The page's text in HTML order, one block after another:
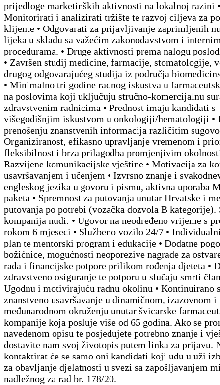
prijedloge marketinških aktivnosti na lokalnoj razini •
Monitorirati i analizirati tržište te razvoj ciljeva za
klijente • Odgovarati za prijavljivanje zaprimljenih
lijeka u skladu sa važećim zakonodavstvom i
procedurama. • Druge aktivnosti prema nalogu
• Završen studij medicine, farmacije, stomatologije,
drugog odgovarajućeg studija iz područja
• Minimalno tri godine radnog iskustva u
na poslovima koji uključuju stručno-komercijalnu
zdravstvenim radnicima • Prednost imaju kandidati s
višegodišnjim iskustvom u onkologiji/hematologiji •
prenošenju znanstvenih informacija različitim
Organiziranost, efikasno upravljanje vremenom i
fleksibilnost i brza prilagodba promjenjivim
Razvijene komunikacijske vještine • Motivacija za
usavršavanjem i učenjem • Izvrsno znanje i
engleskog jezika u govoru i pismu, aktivna uporaba
paketa • Spremnost za putovanja unutar Hrvatske i
putovanja po potrebi (vozačka dozvola B kategorije).
kompanija nudi: • Ugovor na neodređeno vrijeme s
rokom 6 mjeseci • Službeno vozilo 24/7 •
plan te mentorski program i edukacije • Dodatne
božićnice, mogućnosti neoporezive nagrade za
rada i financijske potpore prilikom rođenja djeteta •
zdravstveno osiguranje te potporu u slučaju smrti
Ugodnu i motivirajuću radnu okolinu • Kontinuirano
znanstveno usavršavanje u dinamičnom, izazovnom i
međunarodnom okruženju unutar švicarske
kompanije koja posluje više od 65 godina. Ako se
navedenom opisu te posjedujete potrebno znanje i
dostavite nam svoj životopis putem linka za prijavu.
kontaktirat će se samo oni kandidati koji uđu u uži
za obavljanje djelatnosti u svezi sa zapošljavanjem
nadležnog za rad br. 178/20.